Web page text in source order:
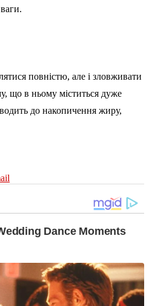
повністю, але і зловживати
що в ньому міститься дуже
до накопичення жиру,